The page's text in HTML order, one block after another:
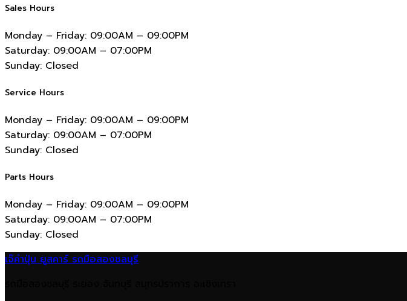
Sales Hours
Monday – Friday: 09:00AM – 09:00PM
Saturday: 09:00AM – 07:00PM
Sunday: Closed
Service Hours
Monday – Friday: 09:00AM – 09:00PM
Saturday: 09:00AM – 07:00PM
Sunday: Closed
Parts Hours
Monday – Friday: 09:00AM – 09:00PM
Saturday: 09:00AM – 07:00PM
Sunday: Closed
เจ๊คำปุ่น ยูสคาร์ รถมือสองชลบุรี